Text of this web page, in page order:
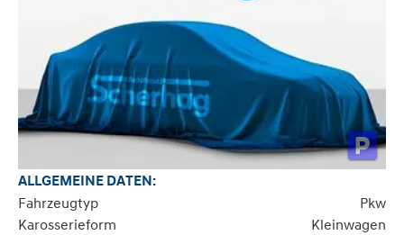
ALLGEMEINE DATEN:
Fahrzeugtyp
Pkw
Karosserieform
Kleinwagen